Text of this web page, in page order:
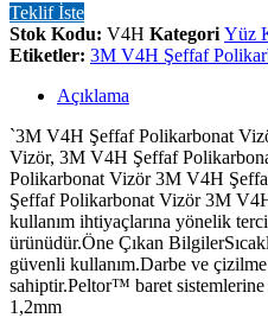
Teklif İste
Stok Kodu: V4H Kategori Yüz
Etiketler: 3M V4H Şeffaf
Açıklama
`3M V4H Şeffaf Polikarbonat
Vizör, 3M V4H Şeffaf
Polikarbonat Vizör 3M V4H
Şeffaf Polikarbonat Vizör 3M
kullanım ihtiyaçlarına yönelik
ürünüdür.Öne Çıkan
güvenli kullanım.Darbe ve
sahiptir.Peltor™ baret
1,2mm